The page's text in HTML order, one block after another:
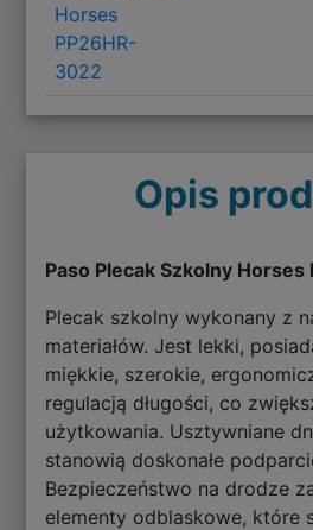
Horses
PP26HR-
3022
Opis
Paso Plecak Szkolny
Plecak szkolny wykonany z
materiałów. Jest lekki,
miękkie, szerokie,
regulacją długości, co
użytkowania. Usztywniane
stanowią doskonałe
Bezpieczeństwo na drodze
elementy odblaskowe, które